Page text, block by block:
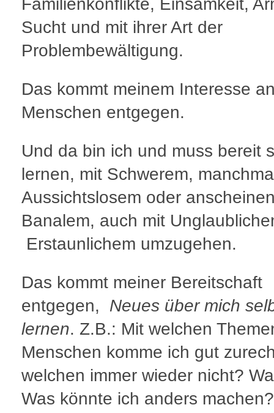
Sucht und mit ihrer Art der
Problembewältigung.
Das kommt meinem Interesse
Menschen entgegen.
Und da bin ich und muss bereit
lernen, mit Schwerem,
Aussichtslosem oder
Banalem, auch mit
Erstaunlichem umzugehen.
Das kommt meiner Bereitschaft
entgegen, Neues über mich
lernen. Z.B.: Mit welchen
Menschen komme ich gut
welchen immer wieder nicht?
Was könnte ich anders machen?